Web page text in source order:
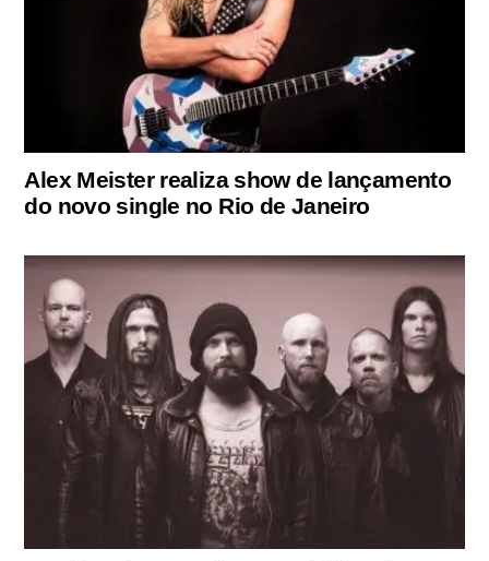
Alex Meister realiza show de lançamento
do novo single no Rio de Janeiro